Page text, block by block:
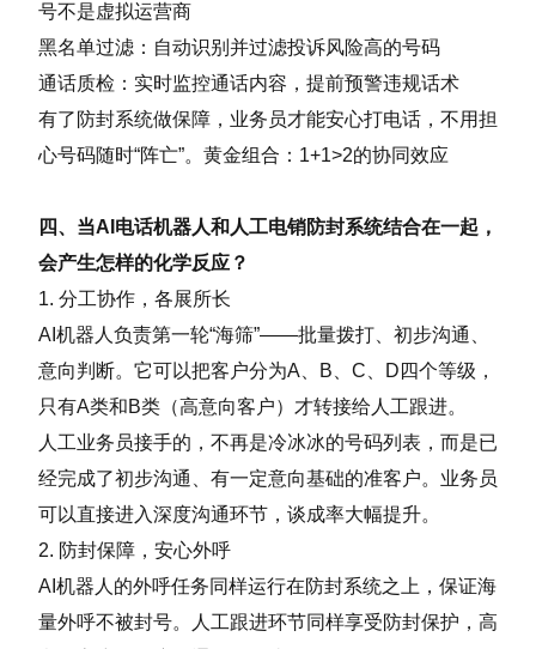
号不是虚拟运营商
黑名单过滤：自动识别并过滤投诉风险高的号码
通话质检：实时监控通话内容，提前预警违规话术
有了防封系统做保障，业务员才能安心打电话，不用担
心号码随时“阵亡”。黄金组合：1+1>2的协同效应
四、当AI电话机器人和人工电销防封系统结合在一起，
会产生怎样的化学反应？
1. 分工协作，各展所长
AI机器人负责第一轮“海筛”——批量拨打、初步沟通、
意向判断。它可以把客户分为A、B、C、D四个等级，
只有A类和B类（高意向客户）才转接给人工跟进。
人工业务员接手的，不再是冷冰冰的号码列表，而是已
经完成了初步沟通、有一定意向基础的准客户。业务员
可以直接进入深度沟通环节，谈成率大幅提升。
2. 防封保障，安心外呼
AI机器人的外呼任务同样运行在防封系统之上，保证海
量外呼不被封号。人工跟进环节同样享受防封保护，高